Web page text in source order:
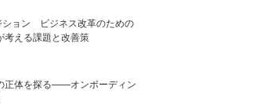
ション ビジネス改革のための
考える課題と改善策
正体を探る——オンボーディン